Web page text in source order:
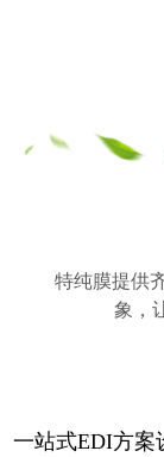
特纯膜提供
象，
一站式EDI方案